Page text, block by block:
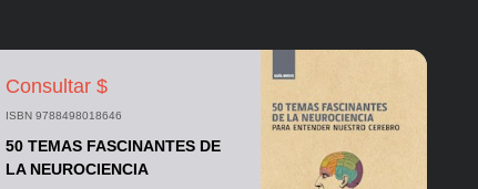
Consultar $
ISBN 9788498018646
50 TEMAS FASCINANTES DE
LA NEUROCIENCIA